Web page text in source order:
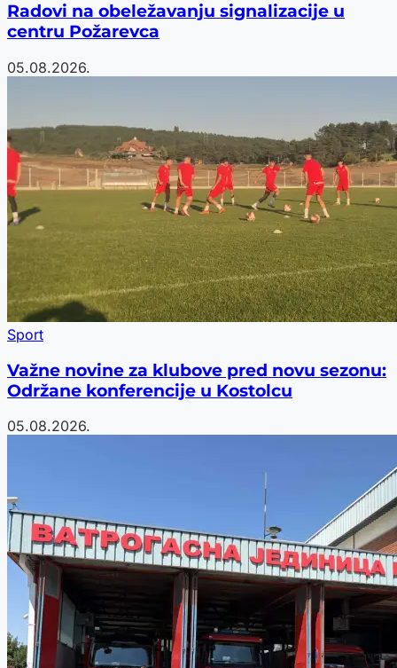
Radovi na obeležavanju signalizacije u
centru Požarevca
05.08.2026.
Sport
Važne novine za klubove pred novu sezonu:
Održane konferencije u Kostolcu
05.08.2026.